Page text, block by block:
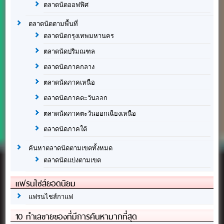
ตลาดนัดออฟฟิศ
ตลาดนัดตามพื้นที่
ตลาดนัดกรุงเทพมหานคร
ตลาดนัดปริมณฑล
ตลาดนัดภาคกลาง
ตลาดนัดภาคเหนือ
ตลาดนัดภาคตะวันออก
ตลาดนัดภาคตะวันออกเฉียงเหนือ
ตลาดนัดภาคใต้
ค้นหาตลาดนัดตามเขตทั้งหมด
ตลาดนัดแบ่งตามเขต
แฟรนไชส์ยอดนิยม
แฟรนไชส์กาแฟ
10 ทำเลขายของที่มีการค้นหามากที่สุด